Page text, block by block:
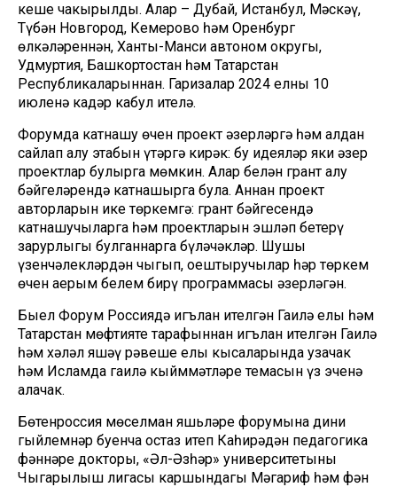
кеше чакырылды. Алар – Дубай, Истанбул, Мәскәү,
Түбән Новгород, Кемерово һәм Оренбург
өлкәләреннән, Ханты-Манси автоном округы,
Удмуртия, Башкортостан һәм Татарстан
Республикаларыннан. Гаризалар 2024 елның 10
июленә кадәр кабул ителә.
Форумда катнашу өчен проект әзерләргә һәм алдан
сайлап алу этабын үтәргә кирәк: бу идеяләр яки әзер
проектлар булырга мөмкин. Алар белән грант алу
бәйгеләрендә катнашырга була. Аннан проект
авторларын ике төркемгә: грант бәйгесендә
катнашучыларга һәм проектларын эшләп бетерү
зарурлыгы булганнарга бүләчәкләр. Шушы
үзенчәлекләрдән чыгып, оештыручылар һәр төркем
өчен аерым белем бирү программасы әзерләгән.
Быел Форум Россиядә игълан ителгән Гаилә елы һәм
Татарстан мөфтияте тарафыннан игълан ителгән Гаилә
һәм хәләл яшәү рәвеше елы кысаларында узачак
һәм Исламда гаилә кыйммәтләре темасын үз эченә
алачак.
Бөтенроссия мөселман яшьләре форумына дини
гыйлемнәр буенча остаз итеп Каһирәдән педагогика
фәннәре докторы, «Әл-Әзһәр» университетының
Чыгарылыш лигасы каршындагы Мәгариф һәм фән